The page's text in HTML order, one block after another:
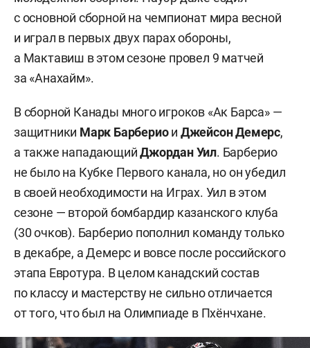
с основной сборной на чемпионат мира весной
и играл в первых двух парах обороны,
а Мактавиш в этом сезоне провел 9 матчей
за «Анахайм».
В сборной Канады много игроков «Ак Барса» —
защитники Марк Барберио и Джейсон Демерс,
а также нападающийДжордан Уил. Барберио
не было на Кубке Первого канала, но он убедил
в своей необходимости на Играх. Уил в этом
сезоне — второй бомбардир казанского клуба
(30 очков). Барберио пополнил команду только
в декабре, а Демерс и вовсе после российского
этапа Евротура. В целом канадский состав
по классу и мастерству не сильно отличается
от того, что был на Олимпиаде в Пхёнчхане.